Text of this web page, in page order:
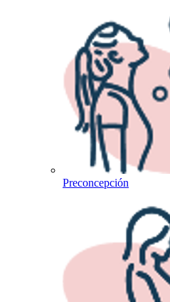
Preconcepción